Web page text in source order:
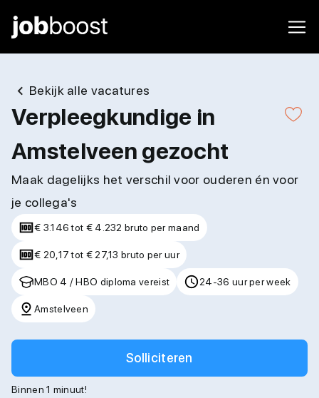
Bekijk alle vacatures
Verpleegkundige in
Amstelveen gezocht
Maak dagelijks het verschil voor ouderen én voor
je collega's
€ 3.146 tot € 4.232 bruto per maand
€ 20,17 tot € 27,13 bruto per uur
MBO 4 / HBO diploma vereist 24-36 uur per week
Amstelveen
Solliciteren
Binnen 1 minuut!